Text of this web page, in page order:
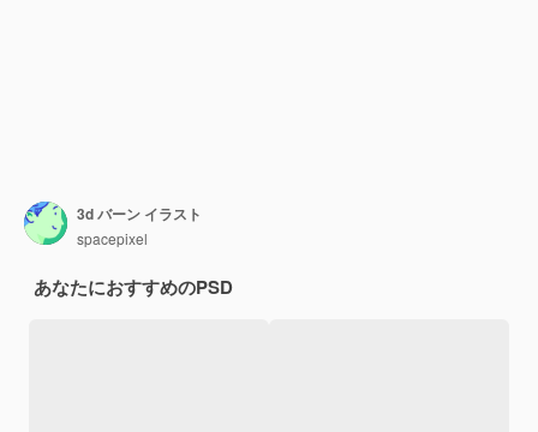
3d バーン イラスト
spacepixel
あなたにおすすめのPSD